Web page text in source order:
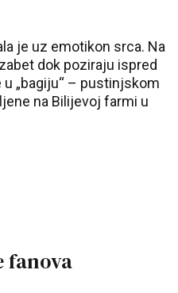
je uz emotikon srca. Na
dok poziraju ispred
„bagiju“ – pustinjskom
na Bilijevoj farmi u
fanova